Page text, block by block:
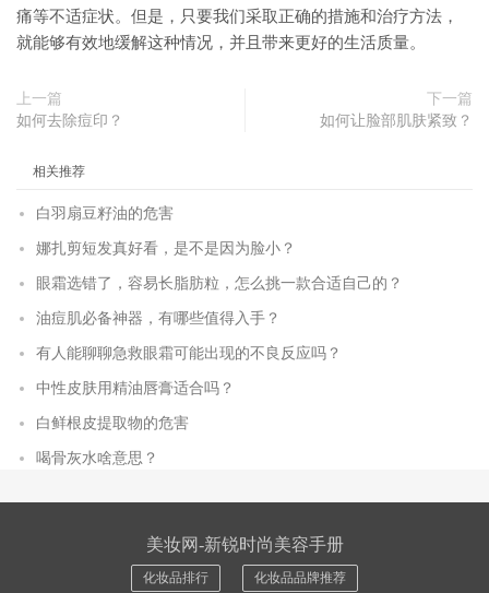
痛等不适症状。但是，只要我们采取正确的措施和治疗方法，
就能够有效地缓解这种情况，并且带来更好的生活质量。
上一篇
如何去除痘印？
下一篇
如何让脸部肌肤紧致？
相关推荐
白羽扇豆籽油的危害
娜扎剪短发真好看，是不是因为脸小？
眼霜选错了，容易长脂肪粒，怎么挑一款合适自己的？
油痘肌必备神器，有哪些值得入手？
有人能聊聊急救眼霜可能出现的不良反应吗？
中性皮肤用精油唇膏适合吗？
白鲜根皮提取物的危害
喝骨灰水啥意思？
美妆网-新锐时尚美容手册
化妆品排行 化妆品品牌推荐